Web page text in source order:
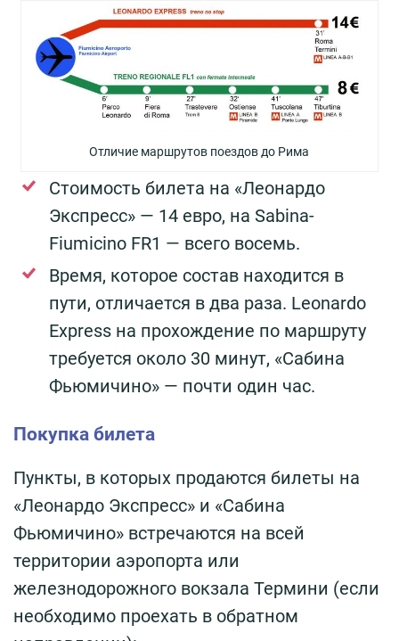
Отличие маршрутов поездов до Рима
Стоимость билета на «Леонардо
Экспресс» — 14 евро, на Sabina-
Fiumicino FR1 — всего восемь.
Время, которое состав находится в
пути, отличается в два раза. Leonardo
Express на прохождение по маршруту
требуется около 30 минут, «Сабина
Фьюмичино» — почти один час.
Покупка билета
Пункты, в которых продаются билеты на
«Леонардо Экспресс» и «Сабина
Фьюмичино» встречаются на всей
территории аэропорта или
железнодорожного вокзала Термини (если
необходимо проехать в обратном